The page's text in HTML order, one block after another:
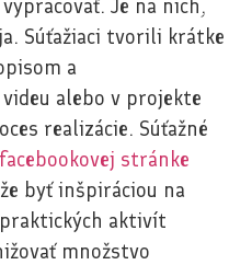
Je na nich,
Súťažiaci tvorili krátke
a
alebo v projekte
realizácie. Súťažné
stránke
byť inšpiráciou na
aktivít
množstvo